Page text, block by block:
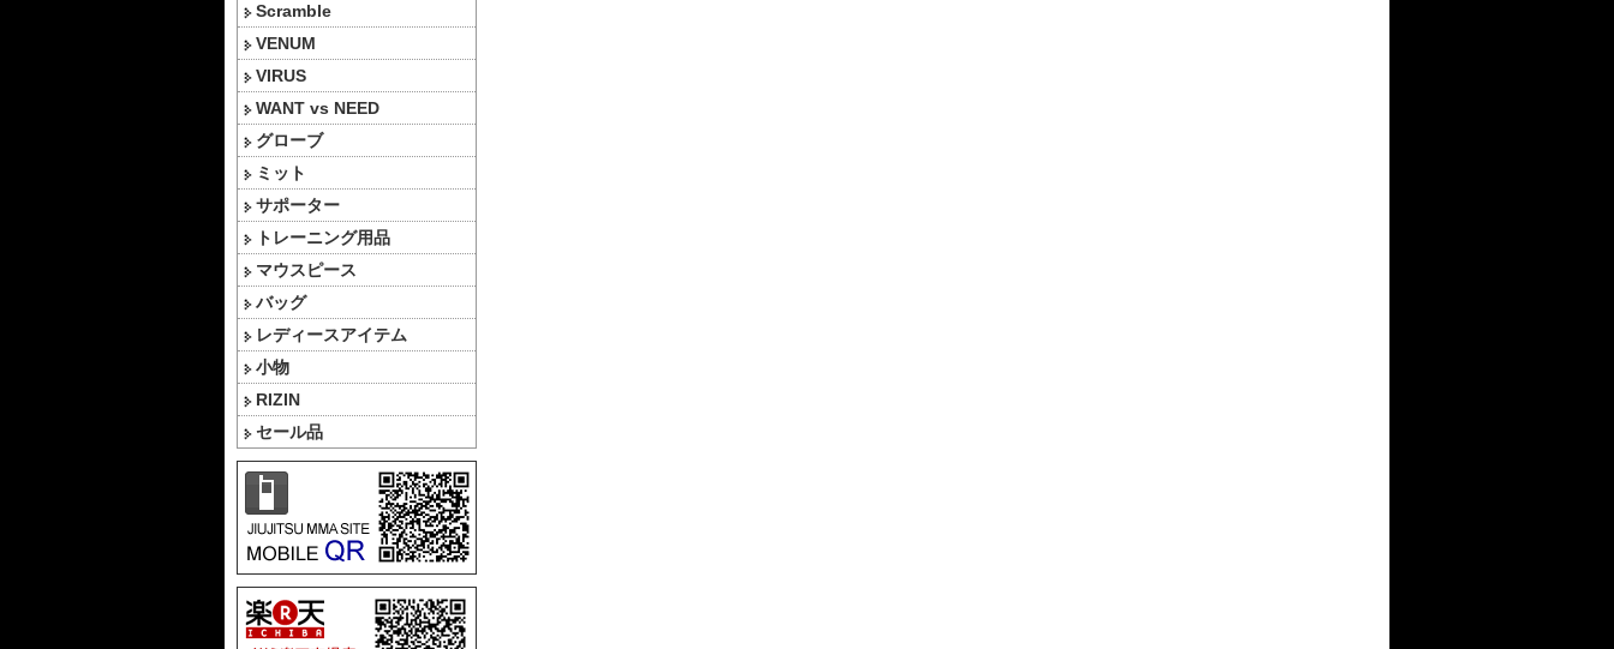
Scramble
VENUM
VIRUS
WANT vs NEED
グローブ
ミット
サポーター
トレーニング用品
マウスピース
バッグ
レディースアイテム
小物
RIZIN
セール品